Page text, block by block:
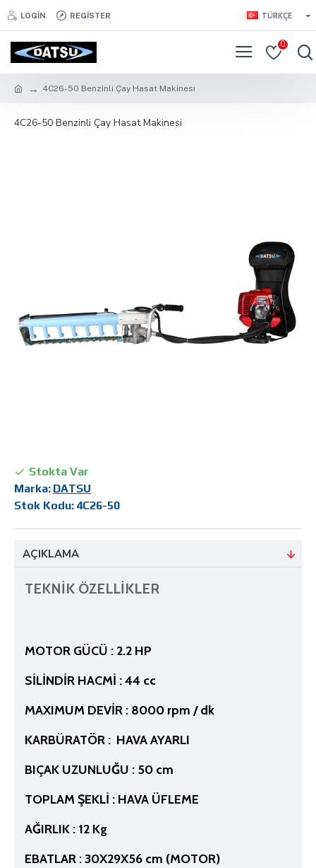
LOGIN REGISTER TÜRKÇE
0
4C26-50 Benzinli Çay Hasat Makinesi
4C26-50 Benzinli Çay Hasat Makinesi
Stokta Var
Marka: DATSU
Stok Kodu: 4C26-50
AÇIKLAMA
TEKNİK ÖZELLİKLER
MOTOR GÜCÜ : 2.2 HP
SİLİNDİR HACMİ : 44 cc
MAXIMUM DEVİR : 8000 rpm / dk
KARBÜRATÖR : HAVA AYARLI
BIÇAK UZUNLUĞU : 50 cm
TOPLAM ŞEKLİ : HAVA ÜFLEME
AĞIRLIK : 12 Kg
EBATLAR : 30X29X56 cm (MOTOR)